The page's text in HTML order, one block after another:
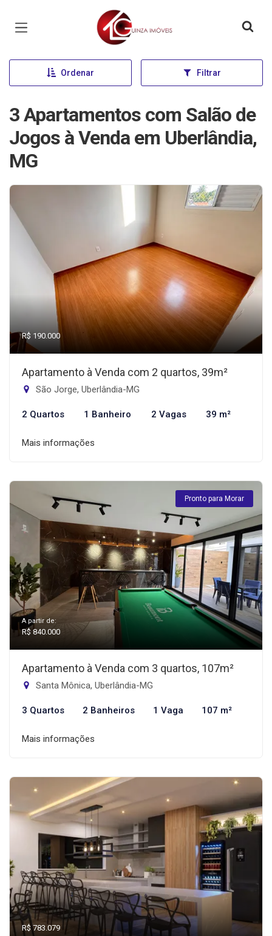
Página inicial
Ordenar Filtrar
3 Apartamentos com Salão de
Jogos à Venda em Uberlândia,
MG
R$ 190.000
Apartamento à Venda com 2 quartos, 39m²
São Jorge, Uberlândia-MG
2 Quartos 1 Banheiro 2 Vagas 39 m²
Mais informações
Pronto para Morar
A partir de:
R$ 840.000
Apartamento à Venda com 3 quartos, 107m²
Santa Mônica, Uberlândia-MG
3 Quartos 2 Banheiros 1 Vaga 107 m²
Mais informações
R$ 783.079